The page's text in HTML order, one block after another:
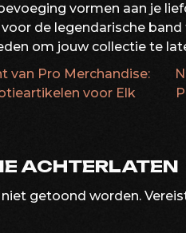
vormen aan je
de legendarische
om jouw collectie te
van Pro Merchandise:
voor Elk
ACHTERLATEN
getoond worden.